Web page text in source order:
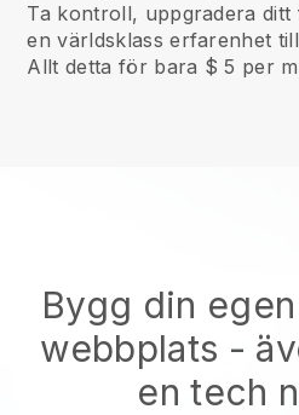
Ta kontroll, uppgradera
en världsklass erfarenhet
Allt detta för bara $ 5 per
Bygg din
webbplats -
en tech